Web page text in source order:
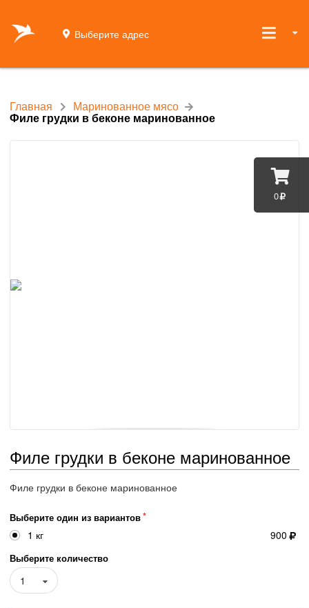
0
Выберите адрес
Главная Маринованное мясо
Филе грудки в беконе маринованное
Филе грудки в беконе маринованное
Филе грудки в беконе маринованное
Выберите один из вариантов
1 кг 900
Выберите количество
1